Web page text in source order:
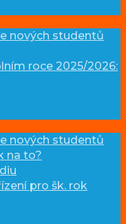
nových studentů
roce 2025/2026:
nových studentů
na to?
pro šk. rok